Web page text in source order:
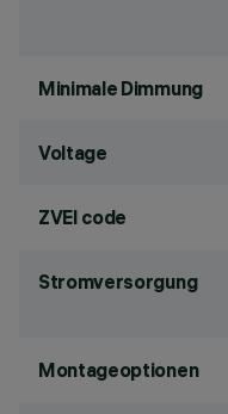
Minimale Dimmung
Voltage
ZVEI code
Stromversorgung
Montageoptionen